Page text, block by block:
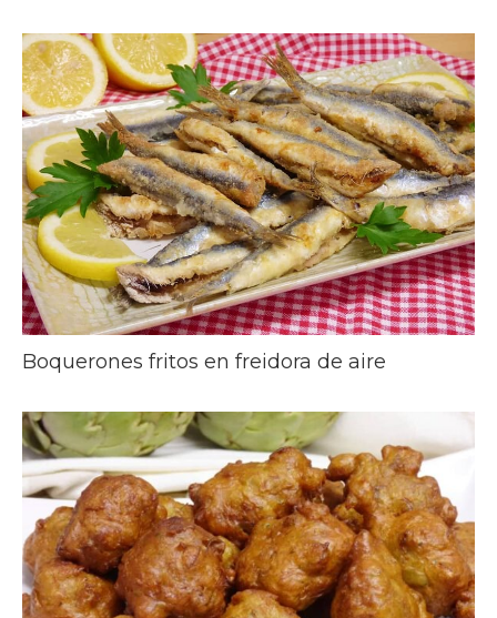
Boquerones fritos en freidora de aire